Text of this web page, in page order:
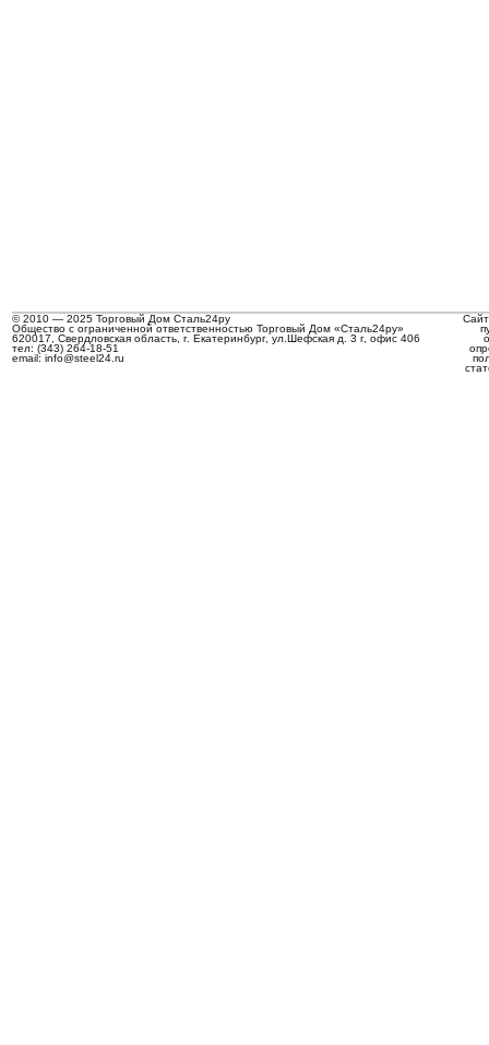
© 2010 — 2025 Торговый Дом Сталь24ру
Общество с ограниченной ответственностью Торговый Дом «Сталь24ру»
620017, Свердловская область, г. Екатеринбург, ул.Шефская д. 3 г, офис 406
тел: (343) 264-18-51
email: info@steel24.ru